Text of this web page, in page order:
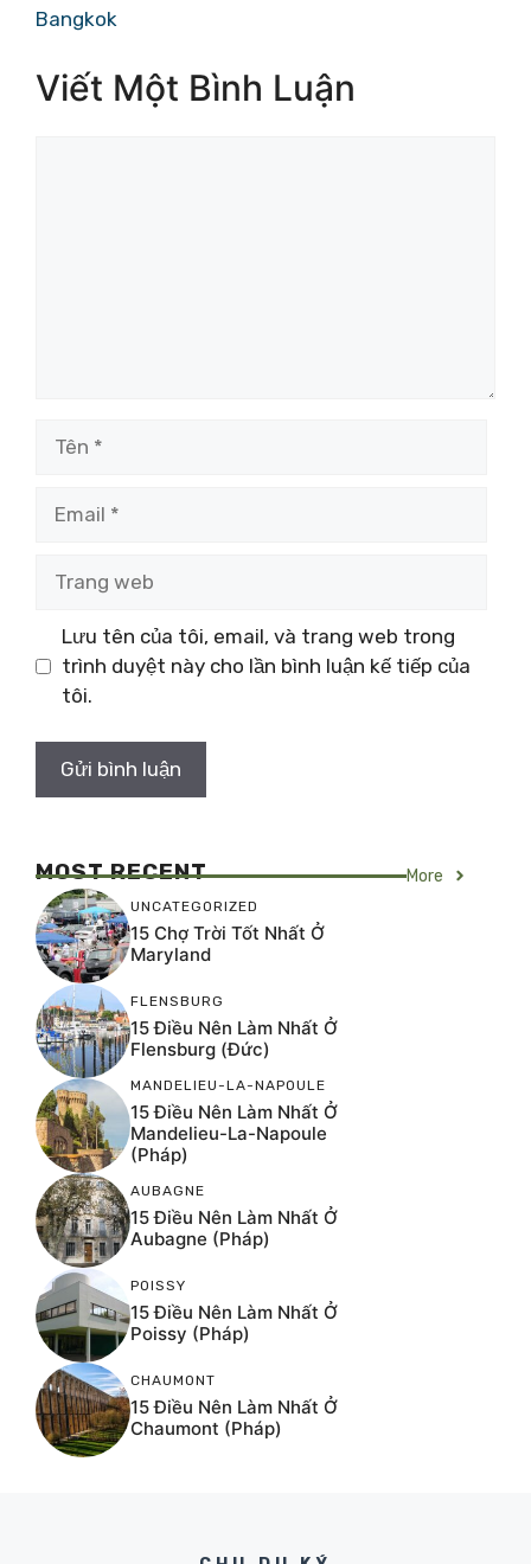
Bangkok
Viết Một Bình Luận
Lưu tên của tôi, email, và trang web trong
trình duyệt này cho lần bình luận kế tiếp của
tôi.
MOST RECENT More
UNCATEGORIZED
15 Chợ Trời Tốt Nhất Ở
Maryland
FLENSBURG
15 Điều Nên Làm Nhất Ở
Flensburg (Đức)
MANDELIEU-LA-NAPOULE
15 Điều Nên Làm Nhất Ở
Mandelieu-La-Napoule
(Pháp)
AUBAGNE
15 Điều Nên Làm Nhất Ở
Aubagne (Pháp)
POISSY
15 Điều Nên Làm Nhất Ở
Poissy (Pháp)
CHAUMONT
15 Điều Nên Làm Nhất Ở
Chaumont (Pháp)